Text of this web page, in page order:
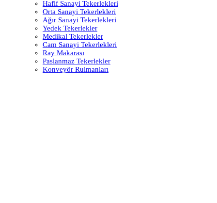
Hafif Sanayi Tekerlekleri
Orta Sanayi Tekerlekleri
Ağır Sanayi Tekerlekleri
Yedek Tekerlekler
Medikal Tekerlekler
Cam Sanayi Tekerlekleri
Ray Makarası
Paslanmaz Tekerlekler
Konveyör Rulmanları